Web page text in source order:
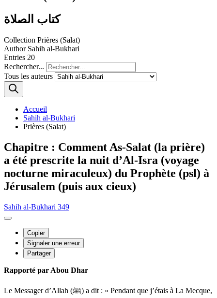
كتاب الصلاة
Collection Prières (Salat)
Author Sahih al-Bukhari
Entries 20
Rechercher...
Tous les auteurs
Accueil
Sahih al-Bukhari
Prières (Salat)
Chapitre : Comment As-Salat (la prière)
a été prescrite la nuit d’Al-Isra (voyage
nocturne miraculeux) du Prophète (psl) à
Jérusalem (puis aux cieux)
Sahih al-Bukhari 349
Copier
Signaler une erreur
Partager
Rapporté par Abou Dhar
Le Messager d’Allah (ﷺ) a dit : « Pendant que j’étais à La Mecque,